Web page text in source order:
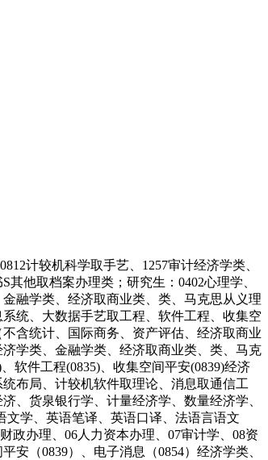
计较机科学取手艺、1257审计经济学类、
他取档案办理类；研究生：0402心理学、
融学类、经济取商业类、类、马克思从义理
统、大数据手艺取工程、软件工程、收集空
含统计、国际商务、资产评估、经济取商业
学类、金融学类、经济取商业类、类、马克
软件工程(0835)、收集空间平安(0839)经济
布局、计较机软件取理论、消息取通信工
、货泉银行学、计量经济学、数量经济学、
学、英语笔译、英语口译、法语言语文
政办理、06人力资本办理、07审计学、08资
安（0839）、电子消息（0854）经济学类、